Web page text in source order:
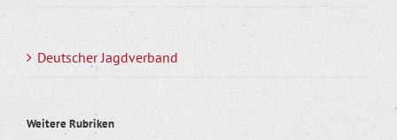
Deutscher Jagdverband
Weitere Rubriken